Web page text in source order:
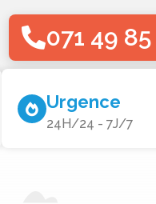
071 49
Urgence
24H/24 - 7J/7